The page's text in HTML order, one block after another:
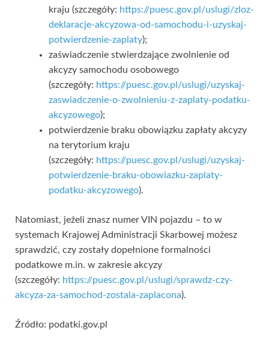
kraju (szczegóły: https://puesc.gov.pl/uslugi/zloz-
deklaracje-akcyzowa-od-samochodu-i-uzyskaj-
potwierdzenie-zaplaty);
zaświadczenie stwierdzające zwolnienie od
akcyzy samochodu osobowego
(szczegóły: https://puesc.gov.pl/uslugi/uzyskaj-
zaswiadczenie-o-zwolnieniu-z-zaplaty-podatku-
akcyzowego);
potwierdzenie braku obowiązku zapłaty akcyzy
na terytorium kraju
(szczegóły: https://puesc.gov.pl/uslugi/uzyskaj-
potwierdzenie-braku-obowiazku-zaplaty-
podatku-akcyzowego).
Natomiast, jeżeli znasz numer VIN pojazdu – to w
systemach Krajowej Administracji Skarbowej możesz
sprawdzić, czy zostały dopełnione formalności
podatkowe m.in. w zakresie akcyzy
(szczegóły: https://puesc.gov.pl/uslugi/sprawdz-czy-
akcyza-za-samochod-zostala-zaplacona).
Źródło: podatki.gov.pl